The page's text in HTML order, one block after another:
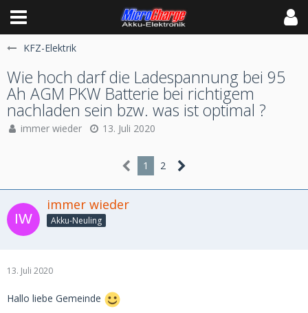
KFZ-Elektrik
Wie hoch darf die Ladespannung bei 95
Ah AGM PKW Batterie bei richtigem
nachladen sein bzw. was ist optimal ?
immer wieder 13. Juli 2020
1 2
immer wieder
Akku-Neuling
13. Juli 2020
Hallo liebe Gemeinde